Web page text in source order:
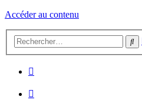
Accéder au contenu